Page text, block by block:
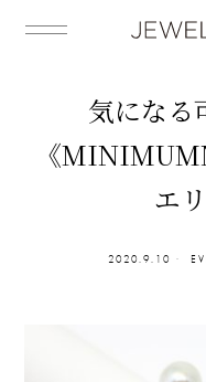
気になる
《
エ
2020.9.10